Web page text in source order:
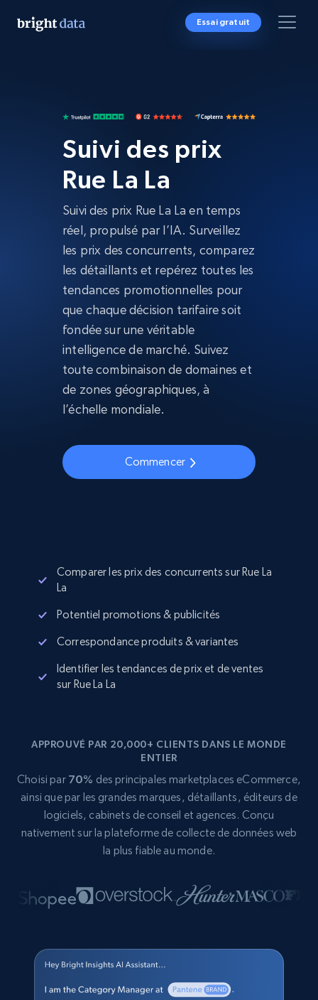
Essai gratuit
Suivi des prix
Rue La La
Suivi des prix Rue La La en temps
réel, propulsé par l’IA. Surveillez
les prix des concurrents, comparez
les détaillants et repérez toutes les
tendances promotionnelles pour
que chaque décision tarifaire soit
fondée sur une véritable
intelligence de marché. Suivez
toute combinaison de domaines et
de zones géographiques, à
l’échelle mondiale.
Commencer
Comparer les prix des concurrents sur Rue La
La
Potentiel promotions & publicités
Correspondance produits & variantes
Identifier les tendances de prix et de ventes
sur Rue La La
APPROUVÉ PAR 20,000+ CLIENTS DANS LE MONDE
ENTIER
Choisi par 70% des principales marketplaces eCommerce,
ainsi que par les grandes marques, détaillants, éditeurs de
logiciels, cabinets de conseil et agences. Conçu
nativement sur la plateforme de collecte de données web
la plus fiable au monde.